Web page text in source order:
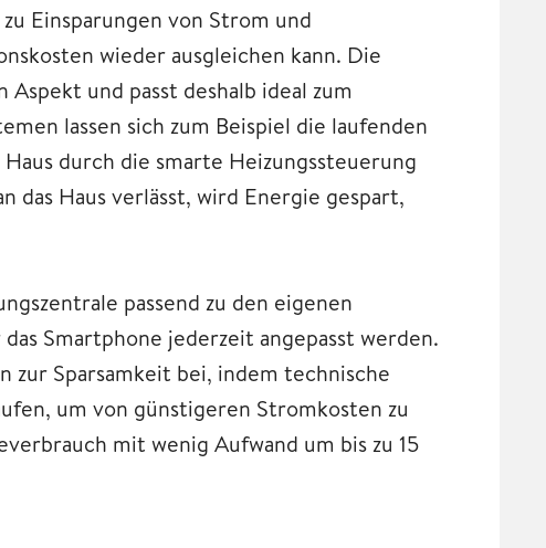
Einsparungen von Strom und
wieder ausgleichen kann. Die
und passt deshalb ideal zum
lassen sich zum Beispiel die laufenden
durch die smarte Heizungssteuerung
das Haus verlässt, wird Energie gespart,
passend zu den eigenen
Smartphone jederzeit angepasst werden.
zur Sparsamkeit bei, indem technische
um von günstigeren Stromkosten zu
mit wenig Aufwand um bis zu 15